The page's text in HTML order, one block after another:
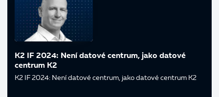
K2 IF 2024: Není datové centrum, jako datové
centrum K2
K2 IF 2024: Není datové centrum, jako datové centrum K2